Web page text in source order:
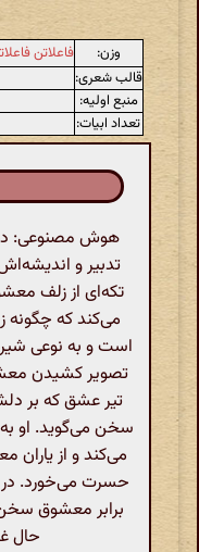
وزن:
فاعلاتن
قالب شعری:
منبع اولیه:
تعداد ابیات:
هوش مصنوعی: در
تدبیر و
تکه‌ای از زلف
می‌کند که چگونه
است و به نوعی
تصویر کشیدن
تیر عشق که بر
سخن می‌گوید. او به
می‌کند و از
حسرت می‌خورد. در
برابر معشوق
حال